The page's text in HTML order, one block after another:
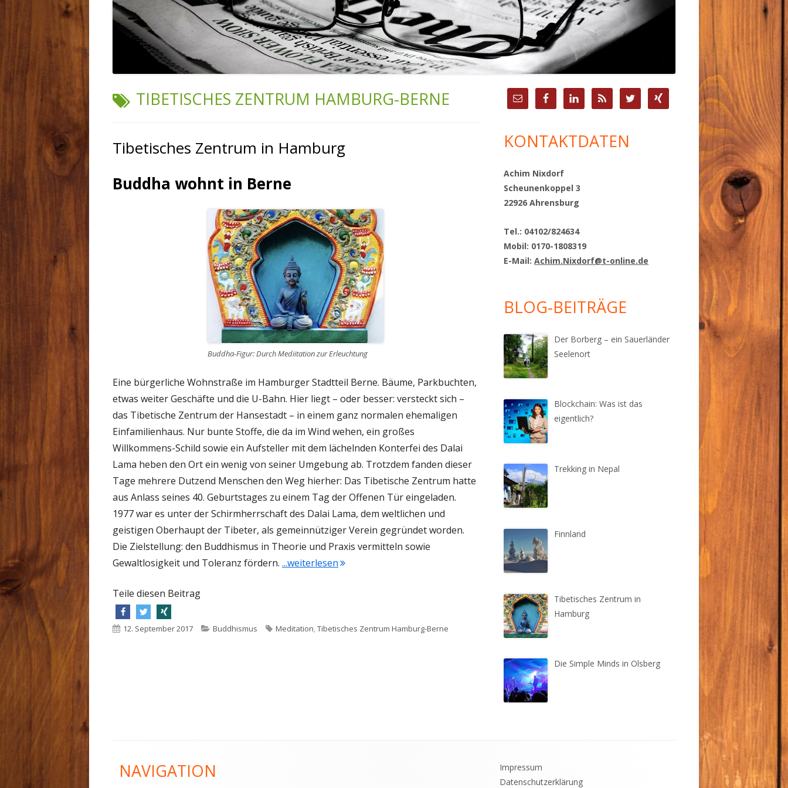
SCHLAGWORT:
TIBETISCHES ZENTRUM HAMBURG-BERNE
Tibetisches Zentrum in Hamburg
Buddha wohnt in Berne
Buddha-Figur: Durch Mediitation zur Erleuchtung
Eine bürgerliche Wohnstraße im Hamburger Stadtteil Berne. Bäume, Parkbuchten,
etwas weiter Geschäfte und die U-Bahn. Hier liegt – oder besser: versteckt sich –
das Tibetische Zentrum der Hansestadt – in einem ganz normalen ehemaligen
Einfamilienhaus. Nur bunte Stoffe, die da im Wind wehen, ein großes
Willkommens-Schild sowie ein Aufsteller mit dem lächelnden Konterfei des Dalai
Lama heben den Ort ein wenig von seiner Umgebung ab. Trotzdem fanden dieser
Tage mehrere Dutzend Menschen den Weg hierher: Das Tibetische Zentrum hatte
aus Anlass seines 40. Geburtstages zu einem Tag der Offenen Tür eingeladen.
1977 war es unter der Schirmherrschaft des Dalai Lama, dem weltlichen und
geistigen Oberhaupt der Tibeter, als gemeinnütziger Verein gegründet worden.
Die Zielstellung: den Buddhismus in Theorie und Praxis vermitteln sowie
Gewaltlosigkeit und Toleranz fördern. ...weiterlesen"Tibetisches Zentrum in Hamburg"
Teile diesen Beitrag
In
In
In
Veröffentlicht
12. September 2017 Kategorien
Buddhismus Schlagwörter
Meditation,Tibetisches Zentrum Hamburg-Berne
Haupt-
KONTAKTDATEN
Achim Nixdorf
Scheunenkoppel 3
22926 Ahrensburg
Tel.: 04102/824634
Mobil: 0170-1808319
E-Mail:Achim.Nixdorf@t-online.de
BLOG-BEITRÄGE
Der Borberg – ein Sauerländer
Seelenort
Blockchain: Was ist das
eigentlich?
Trekking in Nepal
Finnland
Tibetisches Zentrum in
Hamburg
Die Simple Minds in Olsberg
Inhalt
NAVIGATION
Impressum
Datenschutzerklärung